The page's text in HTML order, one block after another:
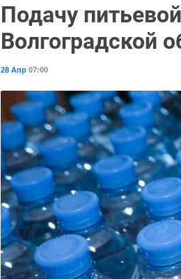
Подачу
Волгоградской
28 Апр 07:00